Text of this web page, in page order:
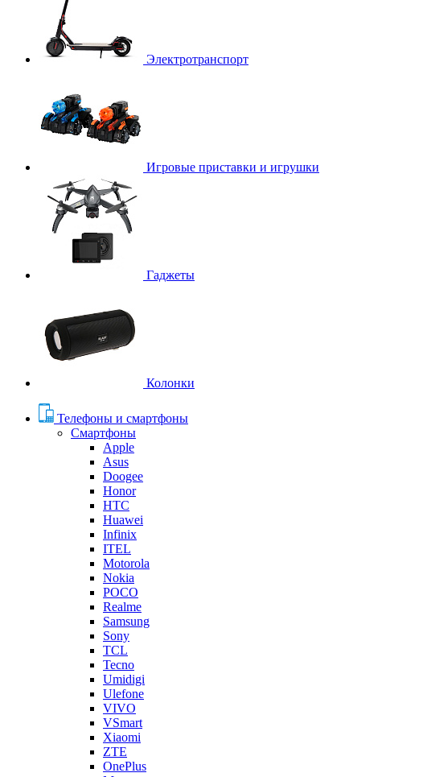
Электротранспорт
Игровые приставки и игрушки
Гаджеты
Колонки
Телефоны и смартфоны
Смартфоны
Apple
Asus
Doogee
Honor
HTC
Huawei
Infinix
ITEL
Motorola
Nokia
POCO
Realme
Samsung
Sony
TCL
Tecno
Umidigi
Ulefone
VIVO
VSmart
Xiaomi
ZTE
OnePlus